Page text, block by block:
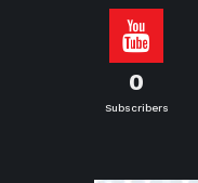
0
Subscribers